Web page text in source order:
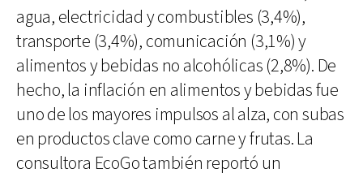
agua, electricidad y combustibles (3,4%),
transporte (3,4%), comunicación (3,1%) y
alimentos y bebidas no alcohólicas (2,8%). De
hecho, la inflación en alimentos y bebidas fue
uno de los mayores impulsos al alza, con subas
en productos clave como carne y frutas. La
consultora EcoGo también reportó un